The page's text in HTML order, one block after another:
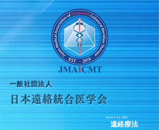
​一般社団法人
日本遠絡統合医学会
えんらくりょうほう
遠絡療法